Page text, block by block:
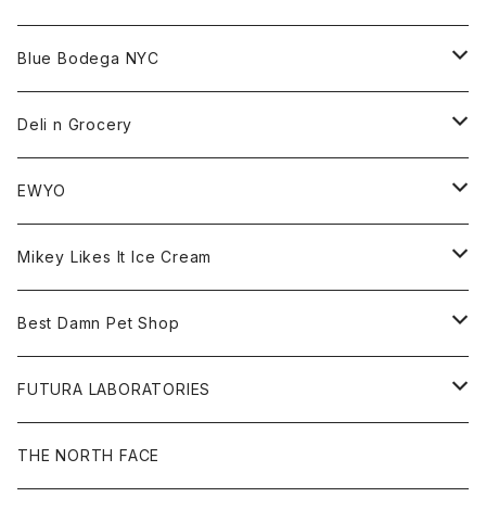
Beanie
Jacket
Pants
Tee
Cap
Beanie
Hoodie
Sweat
Jacket
All
Tee
Cap
Hat
Beanie
Bag
Sweat
Blue Bodega NYC
All
Tee
Goods
Bag
Deli n Grocery
All
Tee
S/S Tee
L/S Tee
Shirt
Cap
Goods
EWYO
All
Tee
Shirt
Mikey Likes It Ice Cream
Goods
Best Damn Pet Shop
All
Tee
FUTURA LABORATORIES
All
THE NORTH FACE